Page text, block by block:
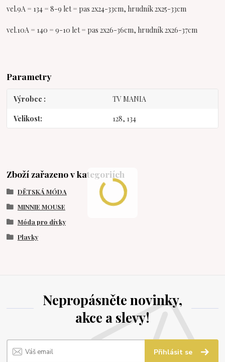
vel.9A = 134 = 8-9 let = pas 2x24-33cm, hrudník 2x25-33cm
vel.10A = 140 = 9-10 let = pas 2x26-36cm, hrudník 2x26-37cm
Parametry
Výrobce TV MANIA
Velikost 128, 134
Zboží zařazeno v kategoriích
DĚTSKÁ MÓDA
MINNIE MOUSE
Móda pro dívky
Plavky
Nepropásněte novinky,
akce a slevy!
Přihlásit se